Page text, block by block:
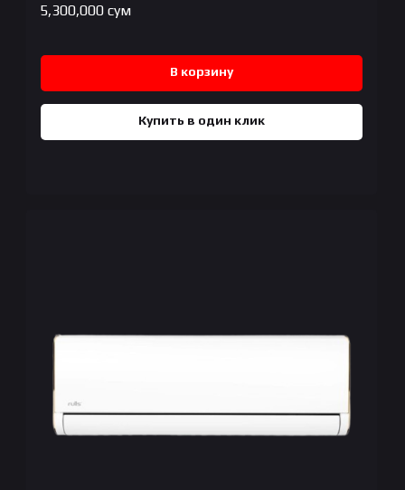
5,300,000 сум
В корзину
Купить в один клик